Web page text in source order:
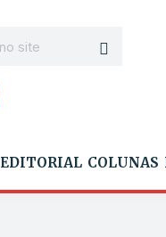
EDITORIAL COLUNAS